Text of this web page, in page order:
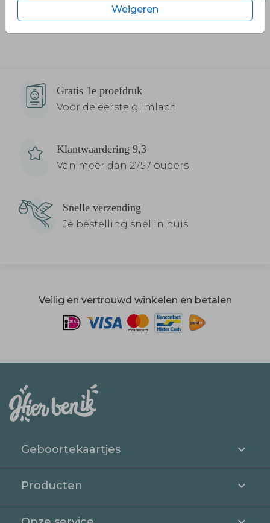
Weigeren
Gratis 1e proefdruk
Voor de eerste glimlach
Klantwaardering 9,3
Van meer dan 2757 ouders
Snelle verzending
Je bestelling snel in huis
Veilig en vertrouwd winkelen en betalen
Geboortekaartjes
Producten